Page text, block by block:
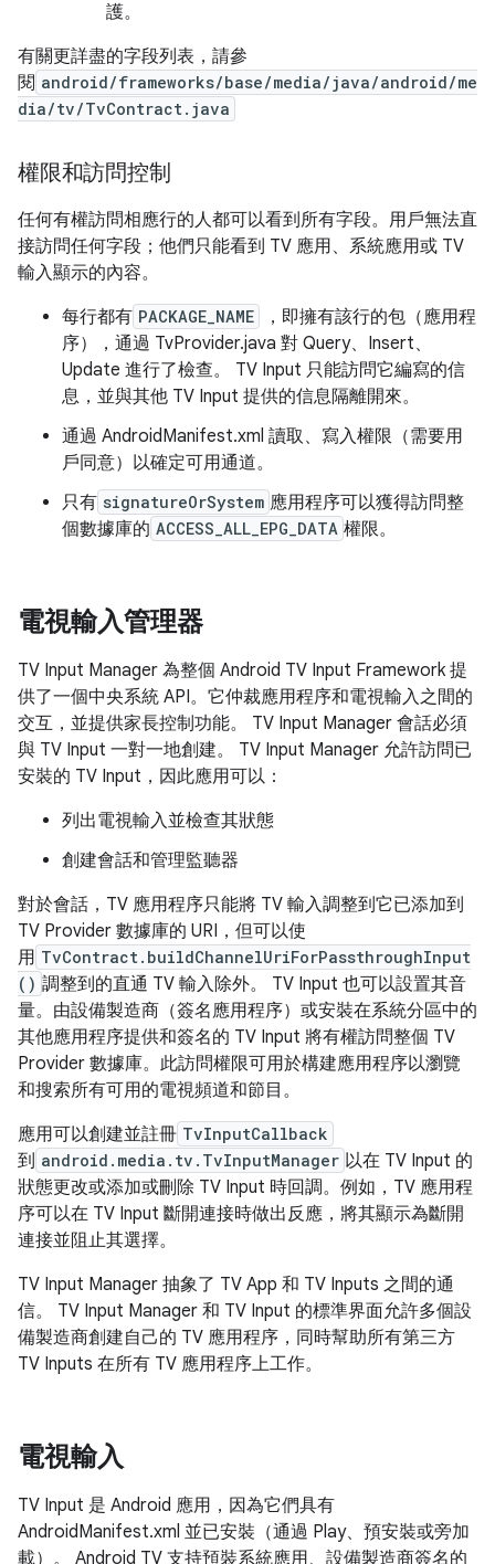
護。
有關更詳盡的字段列表，請參
閱 android/frameworks/base/media/java/android/me
dia/tv/TvContract.java
權限和訪問控制
任何有權訪問相應行的人都可以看到所有字段。用戶無法直
接訪問任何字段；他們只能看到 TV 應用、系統應用或 TV
輸入顯示的內容。
每行都有 PACKAGE_NAME
，即擁有該行的包（應用程
序），通過 TvProvider.java 對 Query、Insert、
Update 進行了檢查。 TV Input 只能訪問它編寫的信
息，並與其他 TV Input 提供的信息隔離開來。
通過 AndroidManifest.xml 讀取、寫入權限（需要用
戶同意）以確定可用通道。
只有 signatureOrSystem 應用程序可以獲得訪問整
個數據庫的 ACCESS_ALL_EPG_DATA 權限。
電視輸入管理器
TV Input Manager 為整個 Android TV Input Framework 提
供了一個中央系統 API。它仲裁應用程序和電視輸入之間的
交互，並提供家長控制功能。 TV Input Manager 會話必須
與 TV Input 一對一地創建。 TV Input Manager 允許訪問已
安裝的 TV Input，因此應用可以：
列出電視輸入並檢查其狀態
創建會話和管理監聽器
對於會話，TV 應用程序只能將 TV 輸入調整到它已添加到
TV Provider 數據庫的 URI，但可以使
用 TvContract.buildChannelUriForPassthroughInput
() 調整到的直通 TV 輸入除外。 TV Input 也可以設置其音
量。由設備製造商（簽名應用程序）或安裝在系統分區中的
其他應用程序提供和簽名的 TV Input 將有權訪問整個 TV
Provider 數據庫。此訪問權限可用於構建應用程序以瀏覽
和搜索所有可用的電視頻道和節目。
應用可以創建並註冊 TvInputCallback
到 android.media.tv.TvInputManager 以在 TV Input 的
狀態更改或添加或刪除 TV Input 時回調。例如，TV 應用程
序可以在 TV Input 斷開連接時做出反應，將其顯示為斷開
連接並阻止其選擇。
TV Input Manager 抽象了 TV App 和 TV Inputs 之間的通
信。 TV Input Manager 和 TV Input 的標準界面允許多個設
備製造商創建自己的 TV 應用程序，同時幫助所有第三方
TV Inputs 在所有 TV 應用程序上工作。
電視輸入
TV Input 是 Android 應用，因為它們具有
AndroidManifest.xml 並已安裝（通過 Play、預安裝或旁加
載）。 Android TV 支持預裝系統應用、設備製造商簽名的